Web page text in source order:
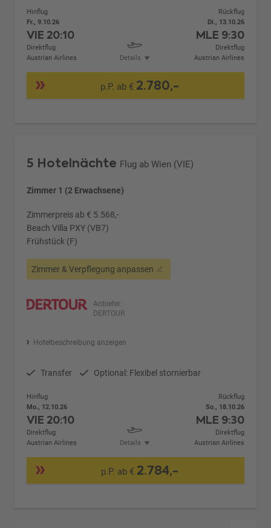
Hinflug
Fr., 9.10.26
VIE 20:10
Direktflug
Austrian Airlines
Details
Rückflug
Di., 13.10.26
MLE 9:30
Direktflug
Austrian Airlines
p.P. ab € 2.780,-
5 Hotelnächte Flug ab Wien (VIE)
Zimmer 1 (2 Erwachsene)
Zimmerpreis ab € 5.568,-
Beach Villa PXY (VB7)
Frühstück (F)
Zimmer & Verpflegung anpassen
Anbieter:
DERTOUR
Hotelbeschreibung anzeigen
Transfer Optional: Flexibel stornierbar
Hinflug
Mo., 12.10.26
VIE 20:10
Direktflug
Austrian Airlines
Details
Rückflug
So., 18.10.26
MLE 9:30
Direktflug
Austrian Airlines
p.P. ab € 2.784,-